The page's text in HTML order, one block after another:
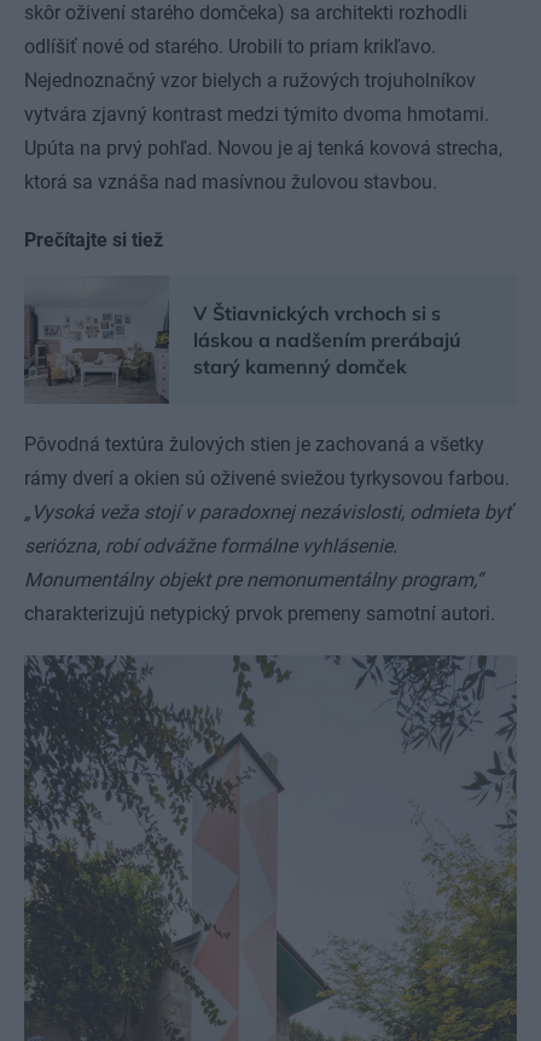
skôr oživení starého domčeka) sa architekti rozhodli
odlíšiť nové od starého. Urobili to priam krikľavo.
Nejednoznačný vzor bielych a ružových trojuholníkov
vytvára zjavný kontrast medzi týmito dvoma hmotami.
Upúta na prvý pohľad. Novou je aj tenká kovová strecha,
ktorá sa vznáša nad masívnou žulovou stavbou.
Prečítajte si tiež
V Štiavnických vrchoch si s
láskou a nadšením prerábajú
starý kamenný domček
Pôvodná textúra žulových stien je zachovaná a všetky
rámy dverí a okien sú oživené sviežou tyrkysovou farbou.
„Vysoká veža stojí v paradoxnej nezávislosti, odmieta byť
seriózna, robí odvážne formálne vyhlásenie.
Monumentálny objekt pre nemonumentálny program,“
charakterizujú netypický prvok premeny samotní autori.